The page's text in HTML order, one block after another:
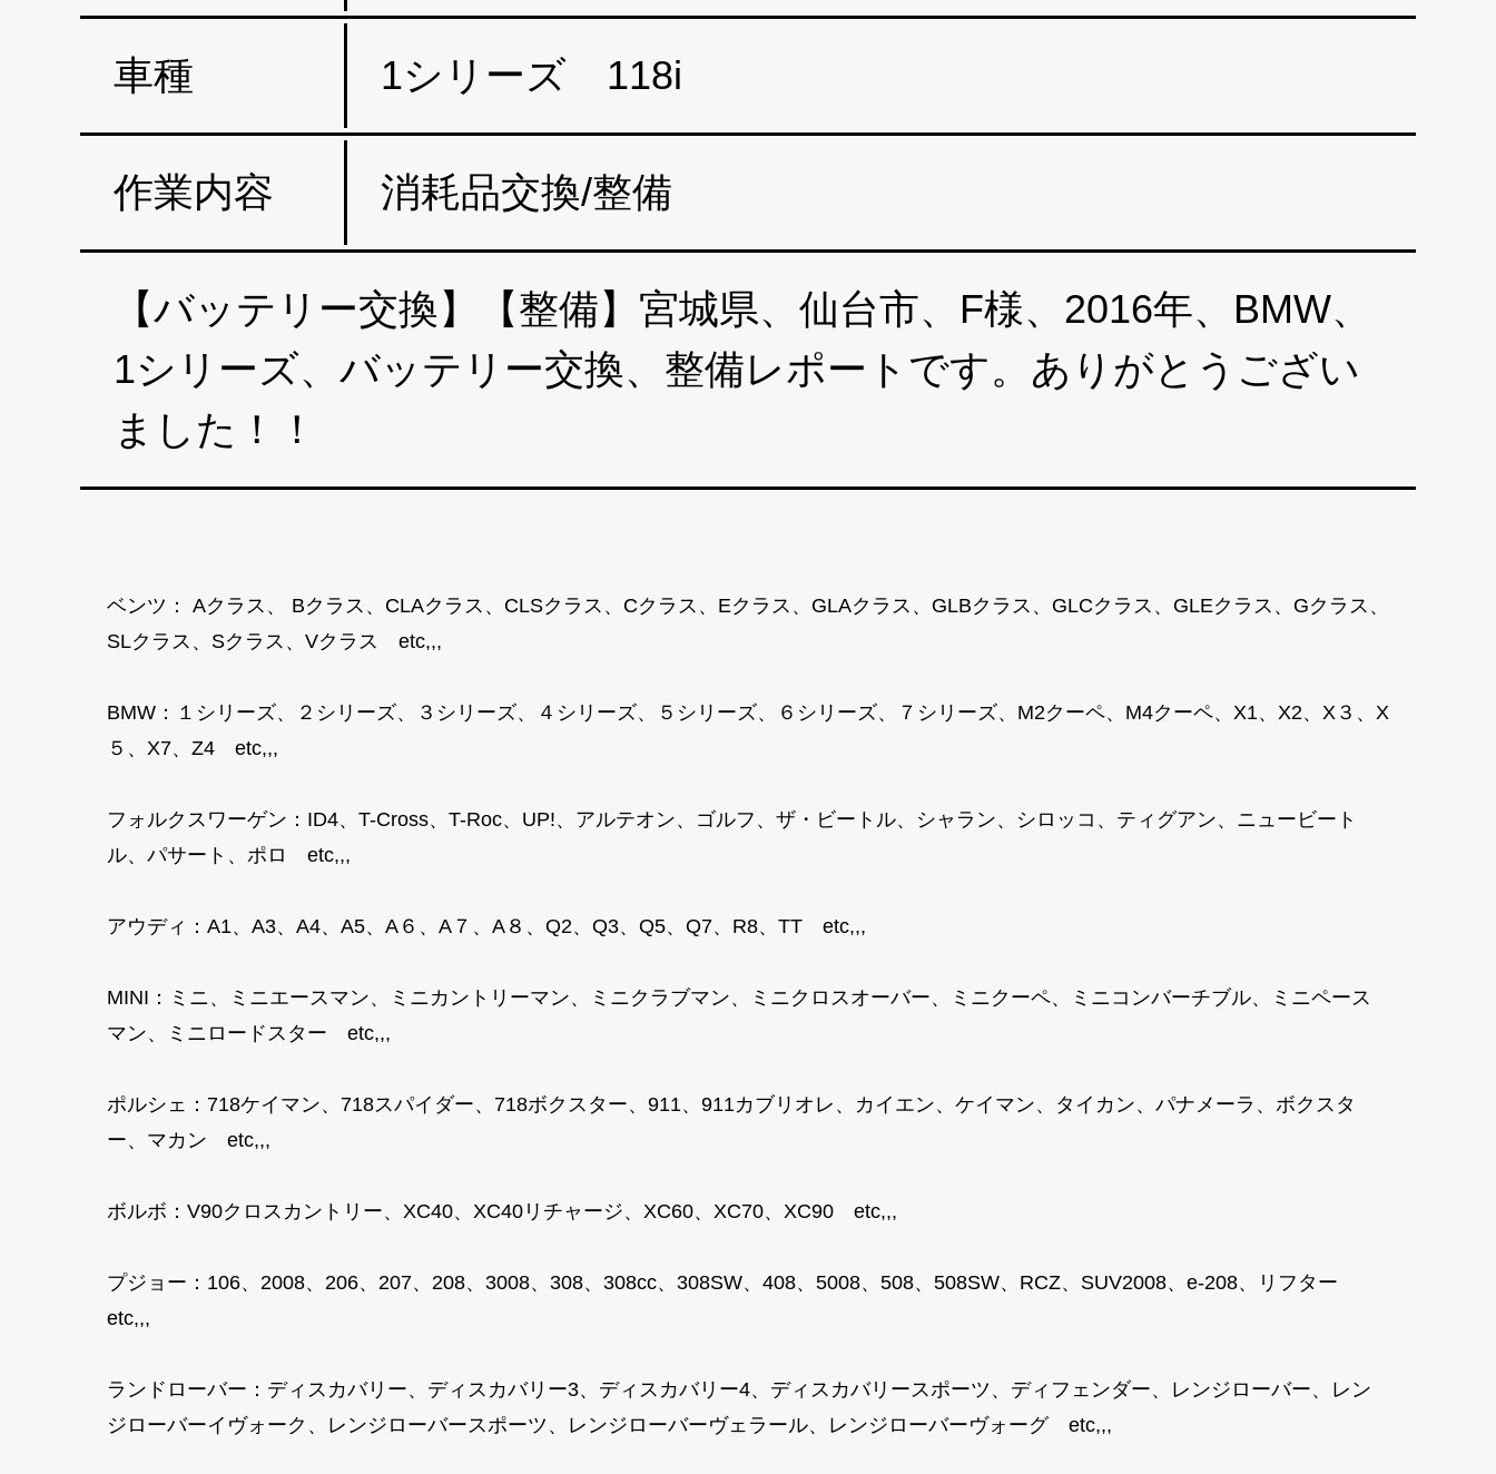
車種 1シリーズ 118i
作業内容 消耗品交換/整備
【バッテリー交換】【整備】宮城県、仙台市、F様、2016年、BMW、
1シリーズ、バッテリー交換、整備レポートです。ありがとうござい
ました！！
ベンツ： Aクラス、 Bクラス、CLAクラス、CLSクラス、Cクラス、Eクラス、GLAクラス、GLBクラス、GLCクラス、GLEクラス、Gクラス、
SLクラス、Sクラス、Vクラス etc,,,
BMW：１シリーズ、２シリーズ、３シリーズ、４シリーズ、５シリーズ、６シリーズ、７シリーズ、M2クーペ、M4クーペ、X1、X2、X３、X
５、X7、Z4 etc,,,
フォルクスワーゲン：ID4、T-Cross、T-Roc、UP!、アルテオン、ゴルフ、ザ・ビートル、シャラン、シロッコ、ティグアン、ニュービート
ル、パサート、ポロ etc,,,
アウディ：A1、A3、A4、A5、A６、A７、A８、Q2、Q3、Q5、Q7、R8、TT etc,,,
MINI：ミニ、ミニエースマン、ミニカントリーマン、ミニクラブマン、ミニクロスオーバー、ミニクーペ、ミニコンバーチブル、ミニペース
マン、ミニロードスター etc,,,
ポルシェ：718ケイマン、718スパイダー、718ボクスター、911、911カブリオレ、カイエン、ケイマン、タイカン、パナメーラ、ボクスタ
ー、マカン etc,,,
ボルボ：V90クロスカントリー、XC40、XC40リチャージ、XC60、XC70、XC90 etc,,,
プジョー：106、2008、206、207、208、3008、308、308cc、308SW、408、5008、508、508SW、RCZ、SUV2008、e-208、リフター
etc,,,
ランドローバー：ディスカバリー、ディスカバリー3、ディスカバリー4、ディスカバリースポーツ、ディフェンダー、レンジローバー、レン
ジローバーイヴォーク、レンジローバースポーツ、レンジローバーヴェラール、レンジローバーヴォーグ etc,,,